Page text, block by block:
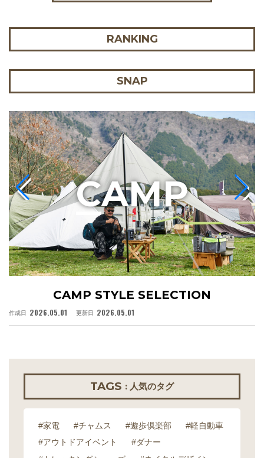
RANKING
SNAP
CAMP STYLE SELECTION
作成日 2026.05.01 更新日 2026.05.01
CAMP
TAGS : 人気のタグ
#家電 #チャムス #遊歩倶楽部
#軽自動車
#アウトドアイベント
#ダナー